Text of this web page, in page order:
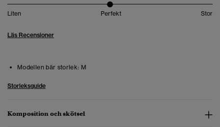
Liten Perfekt Stor
Läs Recensioner
Modellen bär storlek: M
Storleksguide
Komposition och skötsel